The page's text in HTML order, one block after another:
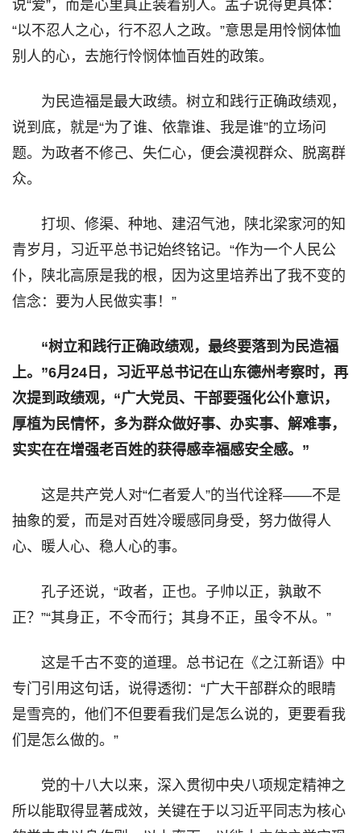
说“爱”，而是心里真正装着别人。孟子说得更具体：
“以不忍人之心，行不忍人之政。”意思是用怜悯体恤
别人的心，去施行怜悯体恤百姓的政策。
为民造福是最大政绩。树立和践行正确政绩观，
说到底，就是“为了谁、依靠谁、我是谁”的立场问
题。为政者不修己、失仁心，便会漠视群众、脱离群
众。
打坝、修渠、种地、建沼气池，陕北梁家河的知
青岁月，习近平总书记始终铭记。“作为一个人民公
仆，陕北高原是我的根，因为这里培养出了我不变的
信念：要为人民做实事！”
“树立和践行正确政绩观，最终要落到为民造福
上。”6月24日，习近平总书记在山东德州考察时，再
次提到政绩观，“广大党员、干部要强化公仆意识，
厚植为民情怀，多为群众做好事、办实事、解难事，
实实在在增强老百姓的获得感幸福感安全感。”
这是共产党人对“仁者爱人”的当代诠释——不是
抽象的爱，而是对百姓冷暖感同身受，努力做得人
心、暖人心、稳人心的事。
孔子还说，“政者，正也。子帅以正，孰敢不
正？”“其身正，不令而行；其身不正，虽令不从。”
这是千古不变的道理。总书记在《之江新语》中
专门引用这句话，说得透彻：“广大干部群众的眼睛
是雪亮的，他们不但要看我们是怎么说的，更要看我
们是怎么做的。”
党的十八大以来，深入贯彻中央八项规定精神之
所以能取得显著成效，关键在于以习近平同志为核心